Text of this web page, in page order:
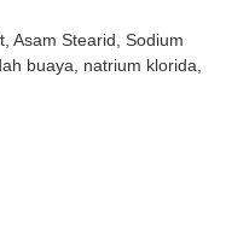
Asam Stearid, Sodium
buaya, natrium klorida,